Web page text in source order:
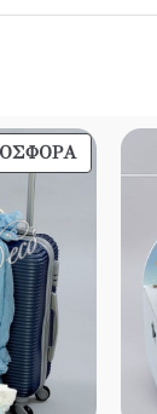
ΠΡΟΪΌΝ